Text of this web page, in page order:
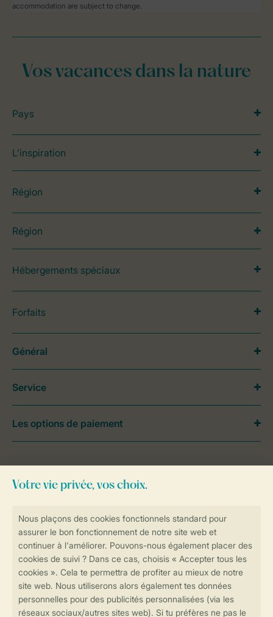
accommodation are subject to change.
Réservations en ligne rapides et sécurisées
Transmission sécurisée des données
Vos vacances dans la nature
Pays
L’inspiration
Région
Région
Hébergements spéciaux
Forfaits
contactez notreContact Center.
Général
Service
Les options de paiement